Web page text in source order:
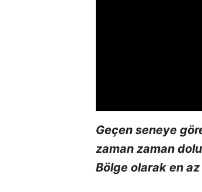
Geçen seneye
zaman zaman
Bölge olarak en